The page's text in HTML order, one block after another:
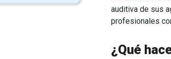
auditiva de sus
profesionales
¿Qué